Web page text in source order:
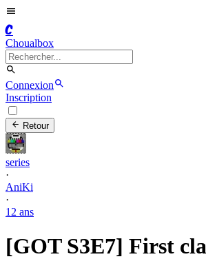
C
Choualbox
Connexion
Inscription
Retour
series
·
AniKi
·
12 ans
[GOT S3E7] First